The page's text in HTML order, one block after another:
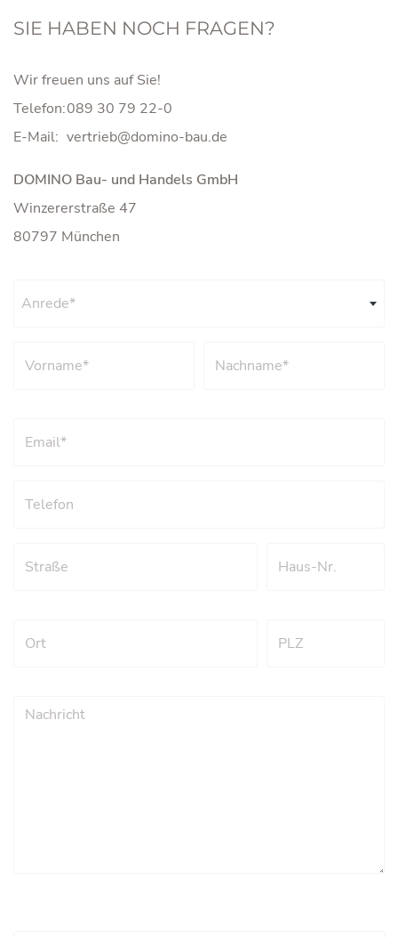
SIE HABEN NOCH FRAGEN?
Wir freuen uns auf Sie!
Telefon:089 30 79 22-0
E-Mail:
DOMINO Bau- und Handels GmbH
Winzererstraße 47
80797 München
Anrede*